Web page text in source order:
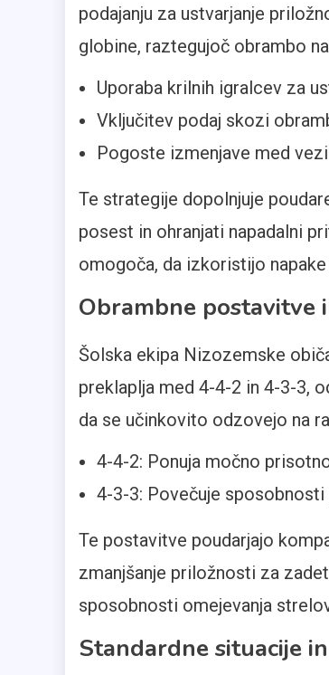
podajanju za ustvarjanje
globine, raztegujoč obrambo
Uporaba krilnih igralcev za
Vključitev podaj skozi
Pogoste izmenjave med
Te strategije dopolnjuje
posest in ohranjati napadalni
omogoča, da izkoristijo
Obrambne postavitve
Šolska ekipa Nizozemske
preklaplja med 4-4-2 in 4-3-3,
da se učinkovito odzovejo na
4-4-2: Ponuja močno
4-3-3: Povečuje
Te postavitve poudarjajo
zmanjšanje priložnosti za
sposobnosti omejevanja
Standardne situacije